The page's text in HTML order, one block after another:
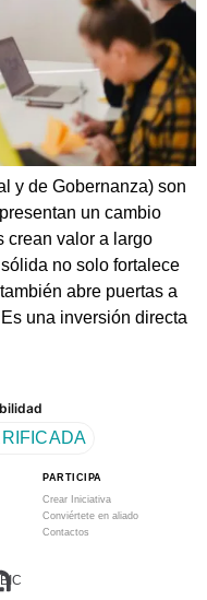
y de Gobernanza) son
un cambio
crean valor a largo
no solo fortalece
abre puertas a
una inversión directa
PARTICIPA
Crear Iniciativa
Conviértete en aliado
Contactos